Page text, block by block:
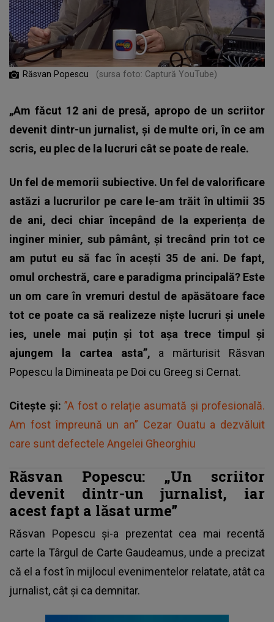
Răsvan Popescu (sursa foto: Captură YouTube)
„Am făcut 12 ani de presă, apropo de un scriitor
devenit dintr-un jurnalist, și de multe ori, în ce am
scris, eu plec de la lucruri cât se poate de reale.
Un fel de memorii subiective. Un fel de valorificare
astăzi a lucrurilor pe care le-am trăit în ultimii 35
de ani, deci chiar începând de la experiența de
inginer minier, sub pâmânt, și trecând prin tot ce
am putut eu să fac în acești 35 de ani. De fapt,
omul orchestră, care e paradigma principală? Este
un om care în vremuri destul de apăsătoare face
tot ce poate ca să realizeze niște lucruri și unele
ies, unele mai puțin și tot așa trece timpul și
ajungem la cartea asta”, a mărturisit Răsvan
Popescu la Dimineata pe Doi cu Greeg si Cernat.
Citește și: ”A fost o relație asumată și profesională.
Am fost împreună un an” Cezar Ouatu a dezvăluit
care sunt defectele Angelei Gheorghiu
Răsvan Popescu: „Un scriitor
devenit dintr-un jurnalist, iar
acest fapt a lăsat urme”
Răsvan Popescu și-a prezentat cea mai recentă
carte la Târgul de Carte Gaudeamus, unde a precizat
că el a fost în mijlocul evenimentelor relatate, atât ca
jurnalist, cât și ca demnitar.